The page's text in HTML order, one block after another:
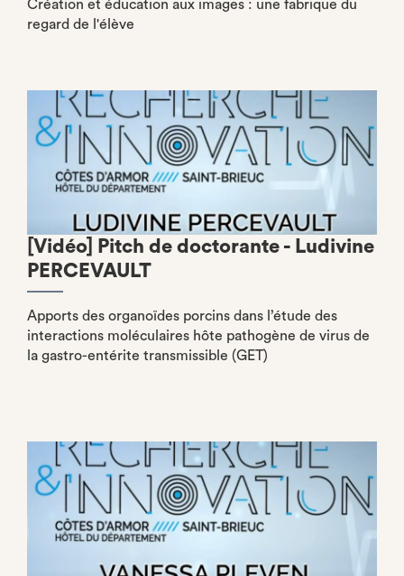
Création et éducation aux images : une fabrique du
regard de l'élève
[Vidéo] Pitch de doctorante - Ludivine
PERCEVAULT
Apports des organoïdes porcins dans l’étude des
interactions moléculaires hôte pathogène de virus de
la gastro-entérite transmissible (GET)